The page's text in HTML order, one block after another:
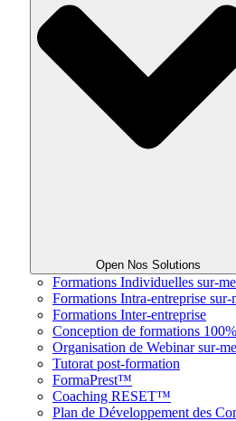
Open Nos Solutions
Formations Individuelles sur-
Formations Intra-entreprise sur-
Formations Inter-entreprise
Conception de formations
Organisation de Webinar sur-
Tutorat post-formation
FormaPrest™
Coaching RESET™
Plan de Développement des